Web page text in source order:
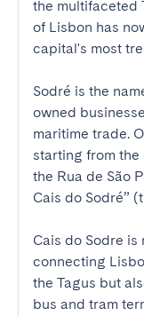
the multifaceted
of Lisbon has
capital's most
Sodré is the
owned
maritime trade.
starting from the
the Rua de São
Cais do Sodré”
Cais do Sodre is
connecting
the Tagus but
bus and tram